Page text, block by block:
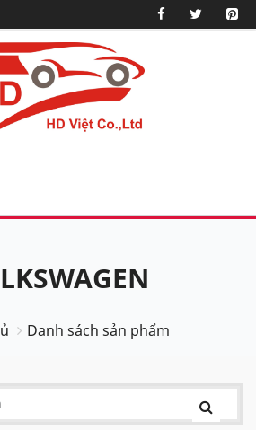
Danh sách sản phẩm